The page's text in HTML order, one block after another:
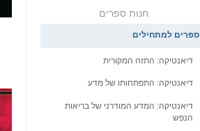
חנות ספרים
ספרים למתחילים
דיאנטיקה: התזה המקורית
דיאנטיקה: התפתחותו של מדע
דיאנטיקה: המדע המודרני של בריאות
הנפש